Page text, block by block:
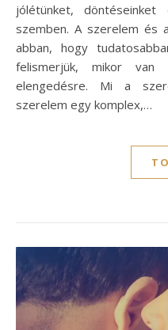
jólétünket, döntéseinket
szemben. A szerelem és
abban, hogy
felismerjük, mikor van
elengedésre. Mi a
szerelem egy komplex,…